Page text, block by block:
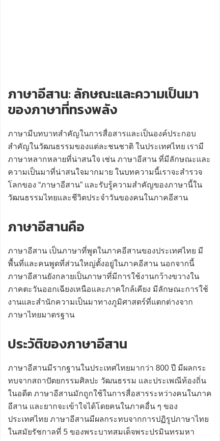
ภาษาอีสาน: ลักษณะและความเป็นมา
ของภาษาที่ทรงพลัง
ภาษามีบทบาทสำคัญในการสื่อสารและเป็นองค์ประกอบ
สำคัญในวัฒนธรรมของแต่ละชนชาติ ในประเทศไทย เรามี
ภาษาหลากหลายที่น่าสนใจ เช่น ภาษาอีสาน ที่มีลักษณะและ
ความเป็นมาที่น่าสนใจมากมาย ในบทความนี้เราจะสำรวจ
โลกของ “ภาษาอีสาน” และรับรู้ความสำคัญของภาษานี้ใน
วัฒนธรรมไทยและชีวิตประจำวันของคนในภาคอีสาน
ภาษาอีสานคือ
ภาษาอีสาน เป็นภาษาที่พูดในภาคอีสานของประเทศไทย มี
พื้นที่และคนพูดที่ส่วนใหญ่ตั้งอยู่ในภาคอีสาน นอกจากนี้
ภาษาอีสานยังกลายเป็นภาษาที่มีการใช้งานกว้างขวางใน
ภาคตะวันออกเฉียงเหนือและภาคใกล้เคียง มีลักษณะการใช้
งานและสำนักความเป็นมาทางภูมิศาสตร์ที่แตกต่างจาก
ภาษาไทยมาตรฐาน
ประวัติของภาษาอีสาน
ภาษาอีสานมีรากฐานในประเทศไทยมากว่า 800 ปี มีผลกระ
ทบจากสถาปัตยกรรมศิลปะ วัฒนธรรม และประเพณีท้องถิ่น
ในอดีต ภาษาอีสานมักถูกใช้ในการสื่อสารระหว่างคนในภาค
อีสาน และยากจะเข้าใจได้โดยคนในภาคอื่น ๆ ของ
ประเทศไทย ภาษาอีสานมีผลกระทบจากการปฏิรูปภาษาไทย
ในสมัยรัชกาลที่ 5 ของพระบาทสมเด็จพระปรมินทรมหา